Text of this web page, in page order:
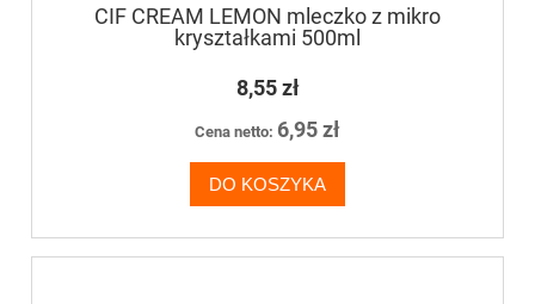
CIF CREAM LEMON mleczko z mikro
kryształkami 500ml
8,55 zł
Cena netto: 6,95 zł
DO KOSZYKA